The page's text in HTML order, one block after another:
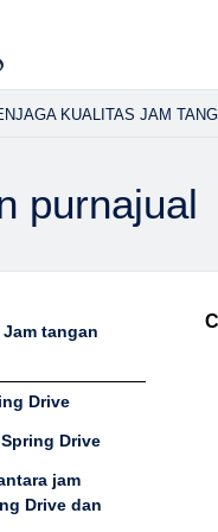
KUALITAS JAM
purnajual
Jam tangan
Drive
Drive
jam
Drive dan